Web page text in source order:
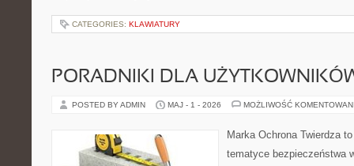
CATEGORIES: KLAWIATURY
PORADNIKI DLA
POSTED BY ADMIN MAJ - 1 - 2026 MOŻLIWOŚĆ
Marka Ochrona Twierdza
tematyce bezpieczeństwa